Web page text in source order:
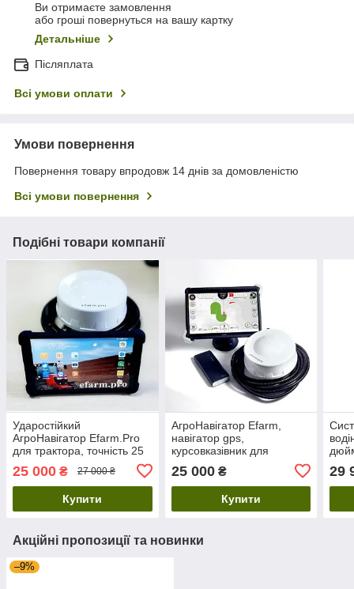
Ви отримаєте замовлення
або гроші повернуться на вашу картку
Детальніше
Післяплата
Всі умови оплати
Умови повернення
Повернення товару впродовж 14 днів за домовленістю
Всі умови повернення
Подібні товари компанії
Ударостійкий
АгроНавігатор Еfarm.Pro
для трактора, точність 25
паралельного водіння
25 000 ₴ 27 000 ₴
Купити
АгроНавігатор Еfarm,
навігатор gps,
курсовказівник для
(дюймів), точність антени
25 см, 10 Гц
25 000₴
Купити
29
Акційні пропозиції та новинки
–9%